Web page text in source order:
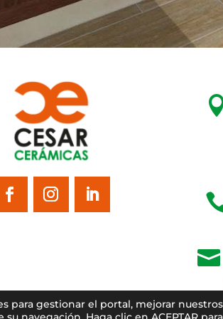

para gestionar el portal, mejorar